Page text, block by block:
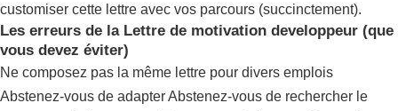
customiser cette lettre avec vos parcours (succinctement).
Les erreurs de la Lettre de motivation developpeur (que
vous devez éviter)
Ne composez pas la même lettre pour divers emplois
Abstenez-vous de adapter Abstenez-vous de rechercher le